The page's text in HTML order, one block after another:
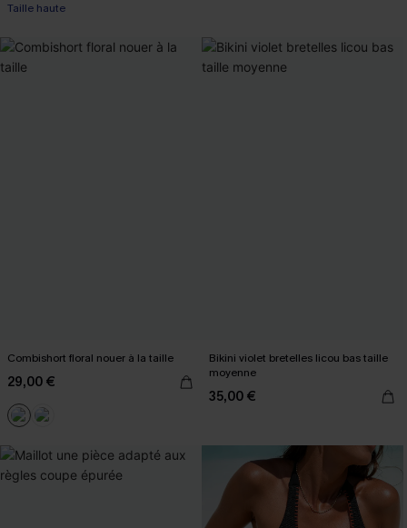
Taille haute
Combishort floral nouer à la taille
29,00 €
Bikini violet bretelles licou bas taille
moyenne
35,00 €